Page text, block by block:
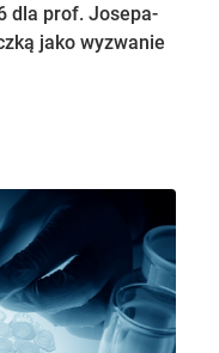
dla prof. Josepa-
jako wyzwanie